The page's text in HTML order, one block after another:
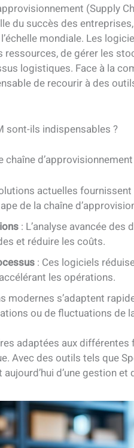
(Supply
du succès des
mondiale. Les
ressources, de gérer les
logistiques. Face à la
de recourir à des
sont-ils indispensables ?
actuelles
de la chaîne
: L’analyse avancée
et réduire les coûts.
: Ces logiciels
les opérations.
modernes s’adaptent
ou de fluctuations de
adaptées aux
Avec des outils tels que
d’une gestion